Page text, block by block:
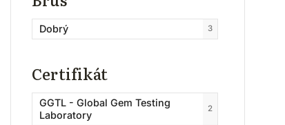
Růžová / Žlutá 0
Dobrý 3
Certifikát
GGTL - Global Gem Testing
Laboratory
2